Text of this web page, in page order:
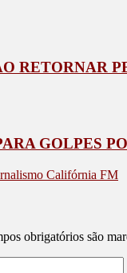
RETORNAR
GOLPES
Califórnia FM
obrigatórios são